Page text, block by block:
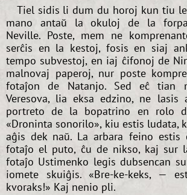
Tiel sidis li dum du horoj kun tiu
mano antaŭ la okuloj de la
Neville. Poste, mem ne
serĉis en la kestoj, fosis en siaj
tempo subvestoj, en iaj ĉifonoj de
malnovaj paperoj, nur poste
fotaĵon de Natanjo. Sed eĉ tian
Veresova, lia eksa edzino, ne lasis
portreto de la bopatrino en rolo
«Droninta sonorilo», kiu estis ludata,
aĝis dek naŭ. La arbara feino estis
fotaĵo el puto, ĉu de nikso, kaj sur
fotaĵo Ustimenko legis dubsencan
iomete skuiĝis. «Bre-ke-keks, —
kvoraks!» Kaj nenio pli.